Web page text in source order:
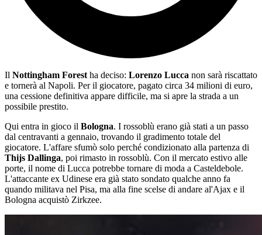
Il Nottingham Forest ha deciso: Lorenzo Lucca non sarà riscattato
e tornerà al Napoli. Per il giocatore, pagato circa 34 milioni di euro,
una cessione definitiva appare difficile, ma si apre la strada a un
possibile prestito.
Qui entra in gioco il Bologna. I rossoblù erano già stati a un passo
dal centravanti a gennaio, trovando il gradimento totale del
giocatore. L'affare sfumò solo perché condizionato alla partenza di
Thijs Dallinga, poi rimasto in rossoblù. Con il mercato estivo alle
porte, il nome di Lucca potrebbe tornare di moda a Casteldebole.
L'attaccante ex Udinese era già stato sondato qualche anno fa
quando militava nel Pisa, ma alla fine scelse di andare al'Ajax e il
Bologna acquistò Zirkzee.